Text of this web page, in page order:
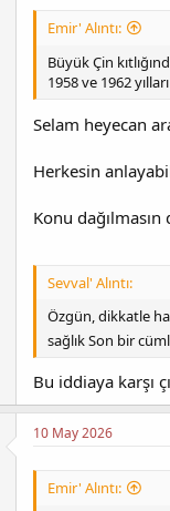
Emir' Alıntı:
Büyük Çin
1958 ve 1962
Selam heyecan
Herkesin
Konu
Sevval' Alıntı:
Özgün, dikkatle
sağlık Son bir
Bu iddiaya karşı
10 May 2026
Emir' Alıntı: